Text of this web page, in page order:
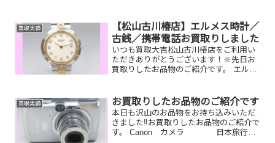
か？ぜひ買取大吉松山古川椿店にお査定
させてください...
買取実績
【松山古川椿店】エルメス時計／
古銭／携帯電話お買取りしました
いつも買取大吉松山古川椿店をご利用い
ただきありがとうございます！🔆先日お
買取りしたお品物のご紹介です。 エルメ
吉松山古川椿店にお査定させてくださ
い！💫皆様のお越しをお待...
買取実績 お買取りしたお品物のご紹介です
本日も沢山のお品物をお持ち込みいただ
きました‼️お買取りしたお品物のご紹介で
す。 Canon カメラ 日本旅行ギ